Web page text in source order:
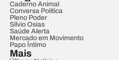
Caderno Animal
Conversa Política
Pleno Poder
Sílvio Osias
Saúde Alerta
Mercado em Movimento
Papo Íntimo
Mais